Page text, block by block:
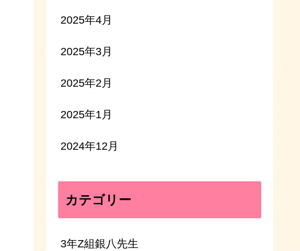
2025年4月
2025年3月
2025年2月
2025年1月
2024年12月
カテゴリー
3年Z組銀八先生